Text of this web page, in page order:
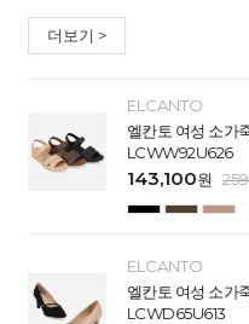
더보기 >
ELCANTO
엘칸토 여성 소가
LCWW92U626
143,100원
ELCANTO
엘칸토 여성 소가
LCWD65U613